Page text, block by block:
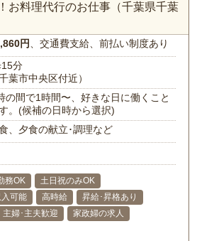
お料理代行のお仕事（千葉県千葉
円 、交通費支給、前払い制度あり
分
葉市中央区付近）
の間で1時間〜、好きな日に働くこと
。(候補の日時から選択)
、夕食の献立･調理など
務OK
土日祝のみOK
可能 高時給
昇給･昇格あり
主婦･主夫歓迎
家政婦の求人